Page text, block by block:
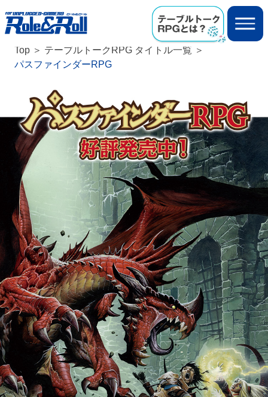
Top
テーブルトークRPG タイトル一覧
パスファインダーRPG